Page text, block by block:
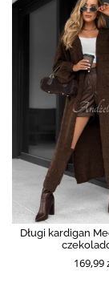
Długi kardigan
169,99